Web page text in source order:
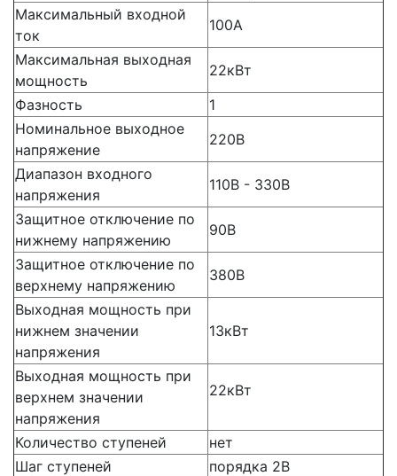
Максимальный входной
ток
100А
Максимальная выходная
мощность
22кВт
Фазность
1
Номинальное выходное
напряжение
220В
Диапазон входного
напряжения
110В - 330В
Защитное отключение по
нижнему напряжению
90В
Защитное отключение по
верхнему напряжению
380В
Выходная мощность при
нижнем значении
напряжения
13кВт
Выходная мощность при
верхнем значении
напряжения
22кВт
Количество ступеней
нет
Шаг ступеней
порядка 2В